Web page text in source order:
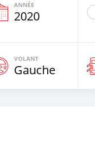
ANNÉE
2020
VOLANT
Gauche